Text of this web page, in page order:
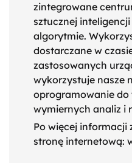
zintegrowane
sztucznej
algorytmie.
dostarczane w
zastosowanych
wykorzystuje nasze
oprogramowanie
wymiernych analiz i
Po więcej informacji
stronę internetową: